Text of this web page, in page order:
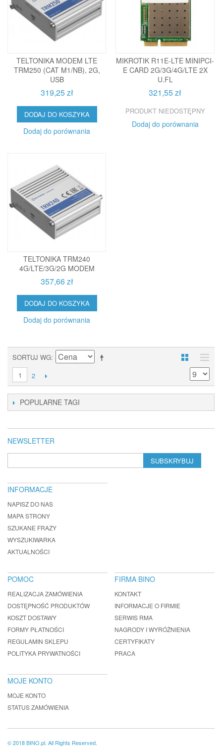
TELTONIKA MODEM LTE
TRM250 (CAT M1/NB), 2G,
USB
319,25 zł
DODAJ DO KOSZYKA
Dodaj do porównania
MIKROTIK R11E-LTE MINIPCI-
E CARD 2G/3G/4G/LTE 2X
U.FL
321,55 zł
PRODUKT NIEDOSTĘPNY
Dodaj do porównania
TELTONIKA TRM240
4G/LTE/3G/2G MODEM
357,66 zł
DODAJ DO KOSZYKA
Dodaj do porównania
SORTUJ WG
1
2
POPULARNE TAGI
NEWSLETTER
SUBSKRYBUJ
INFORMACJE
NAPISZ DO NAS
MAPA STRONY
SZUKANE FRAZY
WYSZUKIWARKA
AKTUALNOŚCI
POMOC
REALIZACJA ZAMÓWIENIA
DOSTĘPNOŚĆ PRODUKTÓW
KOSZT DOSTAWY
FORMY PŁATNOŚCI
REGULAMIN SKLEPU
POLITYKA PRYWATNOŚCI
FIRMA BINO
KONTAKT
INFORMACJE O FIRMIE
SERWIS RMA
NAGRODY I WYRÓŻNIENIA
CERTYFIKATY
PRACA
MOJE KONTO
MOJE KONTO
STATUS ZAMÓWIENIA
© 2018 BINO.pl. All Rights Reserved.